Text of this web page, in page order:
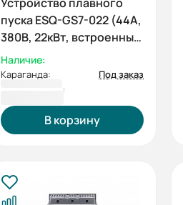
пуска ESQ-GS7-022 (44А,
380В, 22кВт, встроенный
шунтирующий
контактор)
Наличие:
Караганда: Под заказ
В корзину